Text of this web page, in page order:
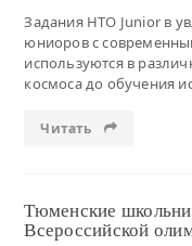
Задания НТО Junior в
юниоров с
используются в
космоса до обучения
Читать
Тюменские
Всероссийской